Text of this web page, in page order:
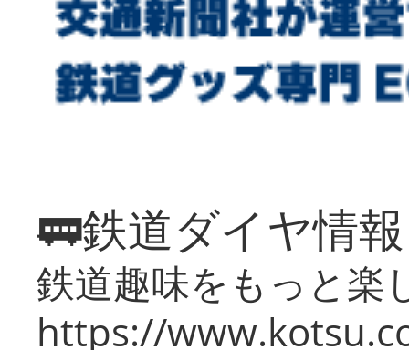
🚃鉄道ダイヤ情
鉄道趣味をもっと楽
https://